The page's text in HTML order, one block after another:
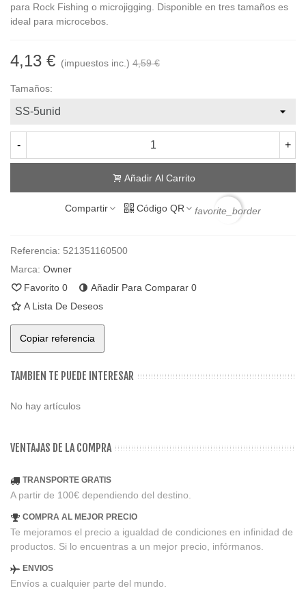
para Rock Fishing o microjigging. Disponible en tres tamaños es
ideal para microcebos.
4,13 € (impuestos inc.) 4,59 €
Tamaños:
- +
Añadir Al Carrito
Compartir Código QR favorite_border
Referencia: 521351160500
Marca: Owner
Favorito 0 Añadir Para Comparar 0
A Lista De Deseos
Copiar referencia
TAMBIEN TE PUEDE INTERESAR
No hay artículos
VENTAJAS DE LA COMPRA
TRANSPORTE GRATIS
A partir de 100€ dependiendo del destino.
COMPRA AL MEJOR PRECIO
Te mejoramos el precio a igualdad de condiciones en infinidad de
productos. Si lo encuentras a un mejor precio, infórmanos.
ENVIOS
Envíos a cualquier parte del mundo.